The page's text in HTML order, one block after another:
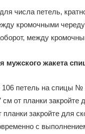
для числа петель,
кромочными
между
мужского жакета
106 петель на спицы
см от планки
планки закройте для
с